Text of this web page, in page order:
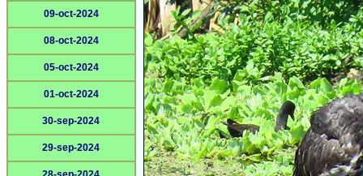
09-oct-2024
08-oct-2024
05-oct-2024
01-oct-2024
30-sep-2024
29-sep-2024